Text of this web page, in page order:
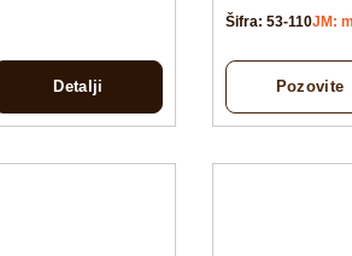
Detalji
Šifra: 53-110JM:
Pozovite